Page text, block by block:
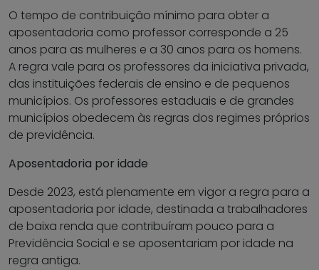
O tempo de contribuição mínimo para obter a
aposentadoria como professor corresponde a 25
anos para as mulheres e a 30 anos para os homens.
A regra vale para os professores da iniciativa privada,
das instituições federais de ensino e de pequenos
municípios. Os professores estaduais e de grandes
municípios obedecem às regras dos regimes próprios
de previdência.
Aposentadoria por idade
Desde 2023, está plenamente em vigor a regra para a
aposentadoria por idade, destinada a trabalhadores
de baixa renda que contribuíram pouco para a
Previdência Social e se aposentariam por idade na
regra antiga.